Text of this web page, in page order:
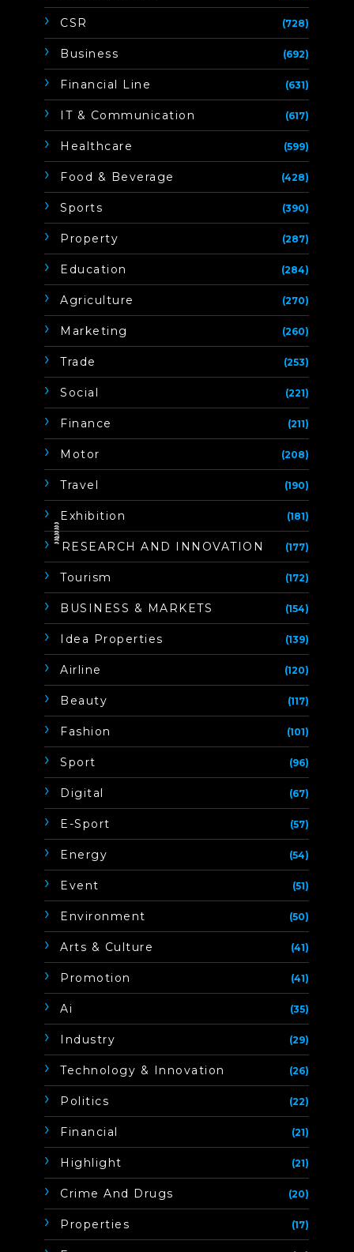
CSR (728)
Business (692)
Financial Line (631)
IT & Communication (617)
Healthcare (599)
Food & Beverage (428)
Sports (390)
Property (287)
Education (284)
Agriculture (270)
Marketing (260)
Trade (253)
Social (221)
Finance (211)
Motor (208)
Travel (190)
Exhibition (181)
ิิีิิิิิRESEARCH AND INNOVATION (177)
Tourism (172)
BUSINESS & MARKETS (154)
Idea Properties (139)
Airline (120)
Beauty (117)
Fashion (101)
Sport (96)
Digital (67)
E-Sport (57)
Energy (54)
Event (51)
Environment (50)
Arts & Culture (41)
Promotion (41)
Ai (35)
Industry (29)
Technology & Innovation (26)
Politics (22)
Financial (21)
Highlight (21)
Crime And Drugs (20)
Properties (17)